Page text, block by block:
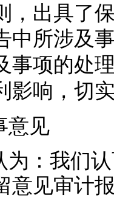
，出具了
中所涉及
事项的处
影响，切
意见
为：我们
意见审计